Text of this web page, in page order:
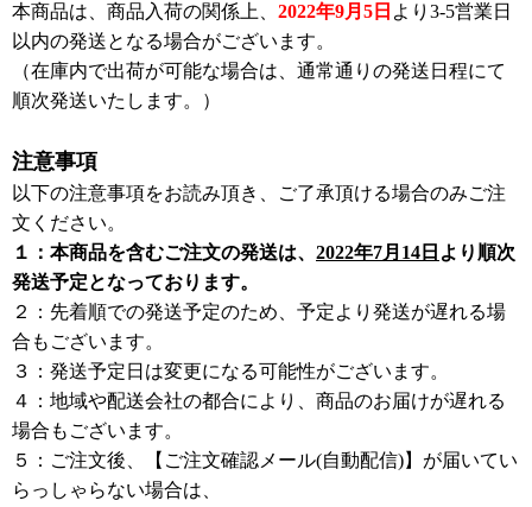
本商品は、商品入荷の関係上、 2022年9月5日 より3-5営業日
以内の発送となる場合がございます。
（在庫内で出荷が可能な場合は、通常通りの発送日程にて
順次発送いたします。）
注意事項
以下の注意事項をお読み頂き、ご了承頂ける場合のみご注
文ください。
１：本商品を含むご注文の発送は、 2022年7月14日 より順次
発送予定となっております。
２：先着順での発送予定のため、予定より発送が遅れる場
合もございます。
３：発送予定日は変更になる可能性がございます。
４：地域や配送会社の都合により、商品のお届けが遅れる
場合もございます。
５：ご注文後、【ご注文確認メール(自動配信)】が届いてい
らっしゃらない場合は、